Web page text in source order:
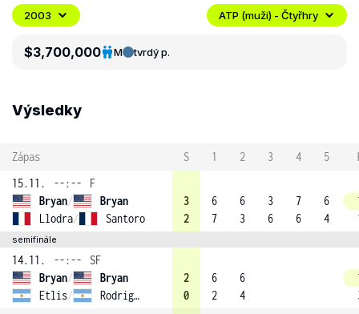
2003 ATP (muži) - Čtyřhry
$3,700,000 M tvrdý p.
Výsledky
Zápas S 1 2 3 4 5
15.11.
--:--
F
Bryan/
Bryan
Llodra/ Santoro
3
2
6
7
6
3
3
6
7
6
6
4
semifinále
14.11. --:--
SF
Bryan/
Bryan
Etlis/ Rodriguez
2
0
6
2
6
4